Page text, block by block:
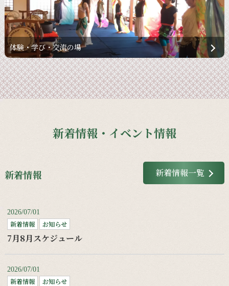
体験・学び・交流の場
新着情報・イベント情報
新着情報 新着情報一覧
2026/07/01
新着情報 お知らせ
7月8月スケジュール
2026/07/01
新着情報 お知らせ